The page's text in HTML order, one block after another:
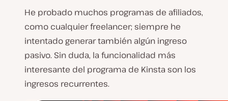
He probado muchos programas de afiliados,
como cualquier freelancer; siempre he
intentado generar también algún ingreso
pasivo. Sin duda, la funcionalidad más
interesante del programa de Kinsta son los
ingresos recurrentes.